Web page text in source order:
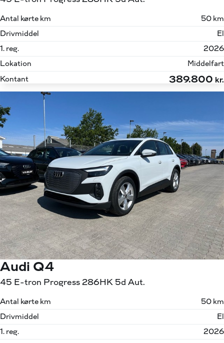
Antal kørte km
50 km
Drivmiddel
El
1. reg.
2026
Lokation
Middelfart
Kontant
389.800 kr.
Audi Q4
45 E-tron Progress 286HK 5d Aut.
Antal kørte km
50 km
Drivmiddel
El
1. reg.
2026